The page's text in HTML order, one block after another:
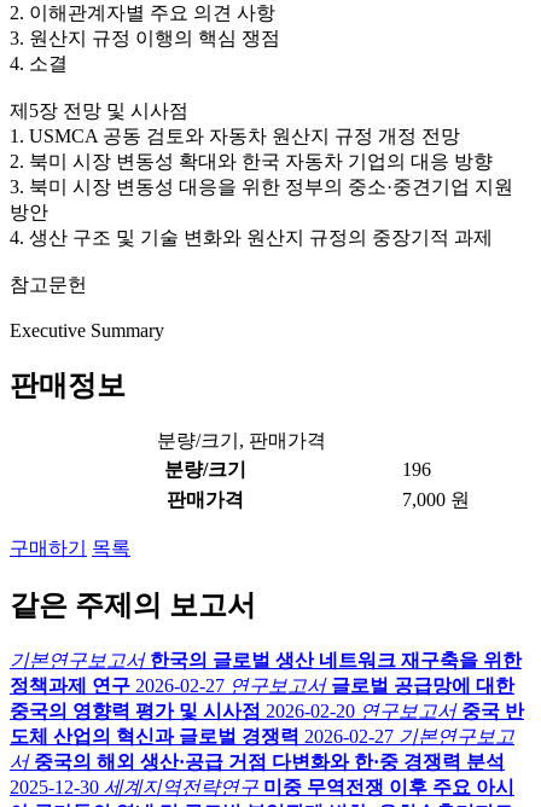
2. 이해관계자별 주요 의견 사항
3. 원산지 규정 이행의 핵심 쟁점
4. 소결
제5장 전망 및 시사점
1. USMCA 공동 검토와 자동차 원산지 규정 개정 전망
2. 북미 시장 변동성 확대와 한국 자동차 기업의 대응 방향
3. 북미 시장 변동성 대응을 위한 정부의 중소·중견기업 지원
방안
4. 생산 구조 및 기술 변화와 원산지 규정의 중장기적 과제
참고문헌
Executive Summary
판매정보
분량/크기, 판매가격
분량/크기
196
판매가격
7,000 원
구매하기 목록
같은 주제의 보고서
기본연구보고서 한국의 글로벌 생산 네트워크 재구축을 위한
정책과제 연구 2026-02-27 연구보고서 글로벌 공급망에 대한
중국의 영향력 평가 및 시사점 2026-02-20 연구보고서 중국 반
도체 산업의 혁신과 글로벌 경쟁력 2026-02-27 기본연구보고
서 중국의 해외 생산·공급 거점 다변화와 한·중 경쟁력 분석
2025-12-30 세계지역전략연구 미중 무역전쟁 이후 주요 아시